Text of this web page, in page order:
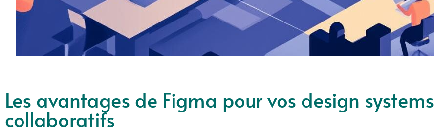
Les avantages de Figma pour vos design systems
collaboratifs